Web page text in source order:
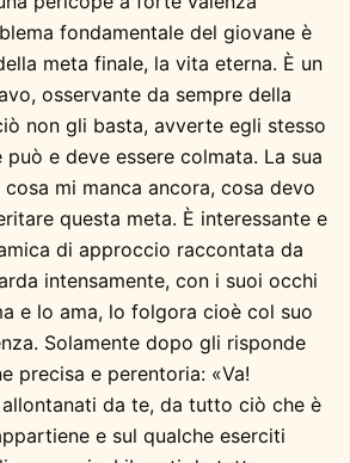
fondamentale del giovane è
meta finale, la vita eterna. È un
osservante da sempre della
non gli basta, avverte egli stesso
e deve essere colmata. La sua
mi manca ancora, cosa devo
questa meta. È interessante e
di approccio raccontata da
intensamente, con i suoi occhi
e lo ama, lo folgora cioè col suo
Solamente dopo gli risponde
precisa e perentoria: «Va!
da te, da tutto ciò che è
e sul qualche eserciti